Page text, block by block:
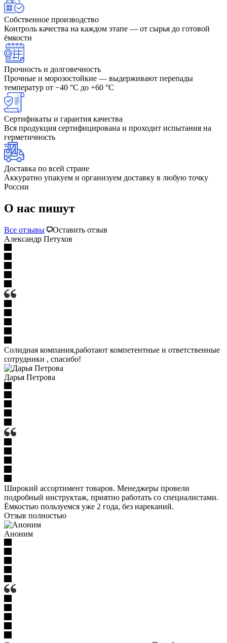
Собственное производство
Контроль качества на каждом этапе — от сырья до готовой
ёмкости
Прочность и долговечность
Прочные и морозостойкие — выдерживают перепады
температур от −40 °C до +60 °C
Сертификаты и гарантия качества
Вся продукция сертифицирована и проходит испытания на
герметичность
Доставка по всей стране
Аккуратно упакуем и организуем доставку в любую точку
России
О нас пишут
Все отзывы
Оставить отзыв
Александр Петухов
Солидная компания,работают компетентные и ответственные
сотрудники , спасибо!
Дарья Петрова
Широкий ассортимент товаров. Менеджеры провели
подробный инструктаж, приятно работать со специалистами.
Ёмкостью пользуемся уже 2 года, без нареканий.
Отзыв полностью
Аноним